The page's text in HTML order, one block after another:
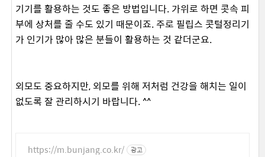
기기를 활용하는 것도 좋은 방법입니다. 가위로 하면 콧속 피
부에 상처를 줄 수도 있기 때문이죠. 주로 필립스 콧털정리기
가 인기가 많아 많은 분들이 활용하는 것 같더군요.
외모도 중요하지만, 외모를 위해 저처럼 건강을 해치는 일이
없도록 잘 관리하시기 바랍니다. ^^
https://m.bunjang.co.kr/ 광고